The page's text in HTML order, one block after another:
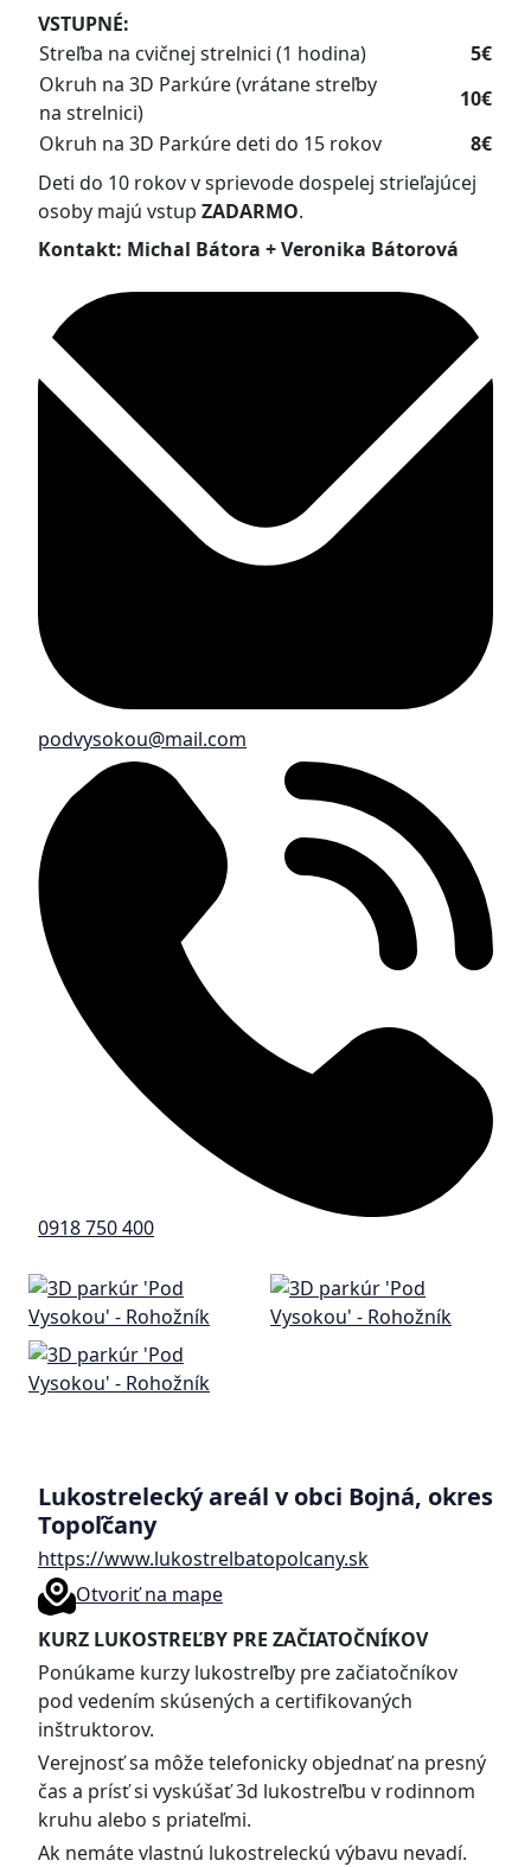
VSTUPNÉ:
Streľba na cvičnej strelnici (1 hodina)
5€
Okruh na 3D Parkúre (vrátane streľby
na strelnici)
10€
Okruh na 3D Parkúre deti do 15 rokov
8€
Deti do 10 rokov v sprievode dospelej strieľajúcej
osoby majú vstup ZADARMO.
Kontakt: Michal Bátora + Veronika Bátorová
podvysokou@mail.com
0918 750 400
Lukostrelecký areál v obci Bojná, okres
Topoľčany
https://www.lukostrelbatopolcany.sk
Otvoriť na mape
KURZ LUKOSTREĽBY PRE ZAČIATOČNÍKOV
Ponúkame kurzy lukostreľby pre začiatočníkov
pod vedením skúsených a certifikovaných
inštruktorov.
Verejnosť sa môže telefonicky objednať na presný
čas a prísť si vyskúšať 3d lukostreľbu v rodinnom
kruhu alebo s priateľmi.
Ak nemáte vlastnú lukostreleckú výbavu nevadí.